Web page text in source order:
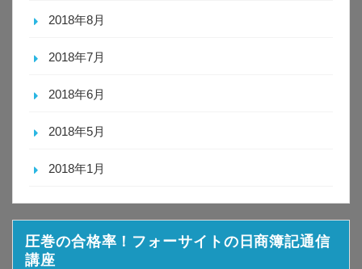
2018年8月
2018年7月
2018年6月
2018年5月
2018年1月
圧巻の合格率！フォーサイトの日商簿記通信
講座